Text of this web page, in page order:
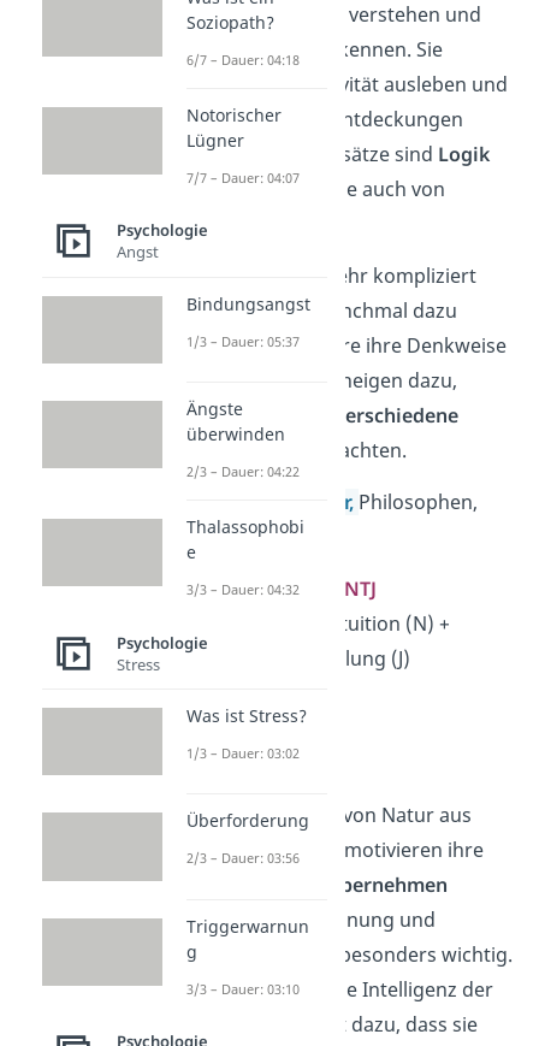
Zusammenhänge
zu verstehen und
Widersprüche zu erkennen. Sie
möchten ihre Kreativität ausleben und
damit unbekannte Entdeckungen
machen. Ihre Grundsätze sind Logik
und Vernunft, was sie auch von
anderen erwarten.
Da Logiker jedoch sehr kompliziert
denken, kann es manchmal dazu
kommen, dass andere ihre Denkweise
nicht verstehen. Sie neigen dazu,
einfache Dinge auf
verschiedene
zu betrachten.
Lehrer, Philosophen,
Programmierer
3. Kommandeur — ENTJ
Extraversion (E) + Intuition (N) +
Denken (T) + Beurteilung (J)
→ zielstrebig
→ strategisch
Kommandeure sind von Natur aus
Führungskräfte
. Sie motivieren ihre
Mitmenschen und
übernehmen
Verantwortung. Ordnung und
Effizienz sind ihnen besonders wichtig.
Die hohe strategische Intelligenz der
Kommandeure führt dazu, dass sie
Soziopath?
6/7 – Dauer: 04:18
Notorischer
Lügner
7/7 – Dauer: 04:07
Psychologie
Angst
Bindungsangst
1/3 – Dauer: 05:37
Ängste
überwinden
2/3 – Dauer: 04:22
Thalassophobi
e
3/3 – Dauer: 04:32
Psychologie
Stress
Was ist Stress?
1/3 – Dauer: 03:02
Überforderung
2/3 – Dauer: 03:56
Triggerwarnun
g
3/3 – Dauer: 03:10
Psychologie